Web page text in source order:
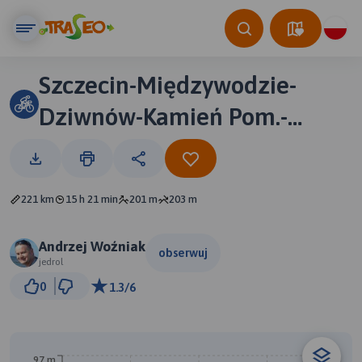
Szczecin-Międzywodzie-
Dziwnów-Kamień Pom.-
Szczecin
221 km 15 h 21 min 201 m 203 m
Andrzej Woźniak
jedrol
obserwuj
0 1.3/6